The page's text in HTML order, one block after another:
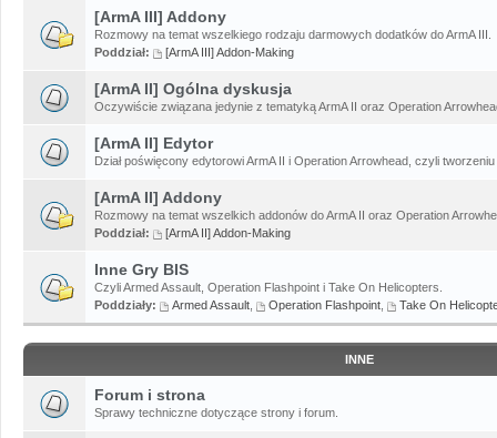
[ArmA III] Addony
Rozmowy na temat wszelkiego rodzaju darmowych dodatków do ArmA III.
Poddział:
[ArmA III] Addon-Making
[ArmA II] Ogólna dyskusja
Oczywiście związana jedynie z tematyką ArmA II oraz Operation
[ArmA II] Edytor
Dział poświęcony edytorowi ArmA II i Operation Arrowhead, czyli tworzeniu
[ArmA II] Addony
Rozmowy na temat wszelkich addonów do ArmA II oraz Operation
Poddział:
[ArmA II] Addon-Making
Inne Gry BIS
Czyli Armed Assault, Operation Flashpoint i Take On Helicopters.
Poddziały:
Armed Assault Operation Flashpoint Take On
INNE
Forum i strona
Sprawy techniczne dotyczące strony i forum.